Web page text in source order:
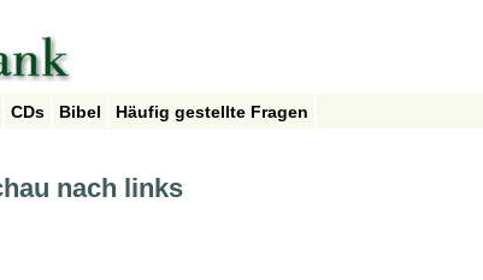
CDs Bibel Häufig gestellte Fragen
nach links